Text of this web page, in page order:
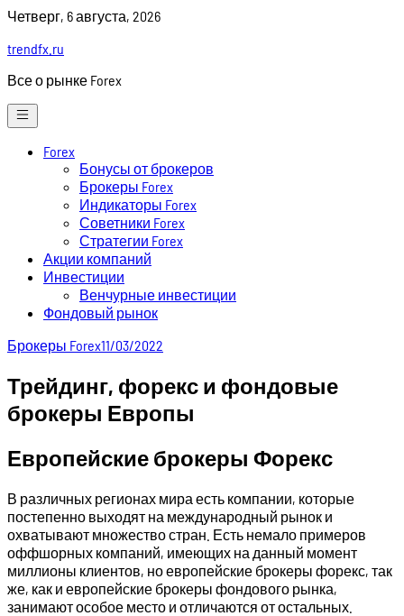
Skip
content
Четверг, 6 августа, 2026
trendfx.ru
Все о рынке Forex
Forex
Бонусы от брокеров
Брокеры Forex
Индикаторы Forex
Советники Forex
Стратегии Forex
Акции компаний
Инвестиции
Венчурные инвестиции
Фондовый рынок
Брокеры Forex11/03/2022
Трейдинг, форекс и фондовые
брокеры Европы
Европейские брокеры Форекс
В различных регионах мира есть компании, которые
постепенно выходят на международный рынок и
охватывают множество стран. Есть немало примеров
оффшорных компаний, имеющих на данный момент
миллионы клиентов, но европейские брокеры форекс, так
же, как и европейские брокеры фондового рынка,
занимают особое место и отличаются от остальных.